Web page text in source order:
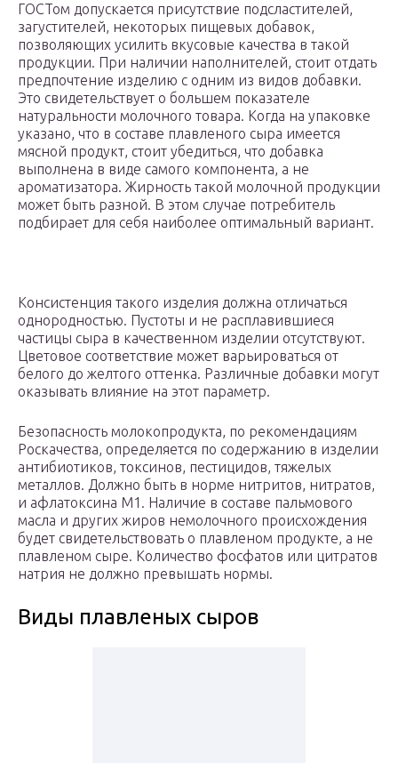
ГОСТом допускается присутствие подсластителей,
загустителей, некоторых пищевых добавок,
позволяющих усилить вкусовые качества в такой
продукции. При наличии наполнителей, стоит отдать
предпочтение изделию с одним из видов добавки.
Это свидетельствует о большем показателе
натуральности молочного товара. Когда на упаковке
указано, что в составе плавленого сыра имеется
мясной продукт, стоит убедиться, что добавка
выполнена в виде самого компонента, а не
ароматизатора. Жирность такой молочной продукции
может быть разной. В этом случае потребитель
подбирает для себя наиболее оптимальный вариант.
Консистенция такого изделия должна отличаться
однородностью. Пустоты и не расплавившиеся
частицы сыра в качественном изделии отсутствуют.
Цветовое соответствие может варьироваться от
белого до желтого оттенка. Различные добавки могут
оказывать влияние на этот параметр.
Безопасность молокопродукта, по рекомендациям
Роскачества, определяется по содержанию в изделии
антибиотиков, токсинов, пестицидов, тяжелых
металлов. Должно быть в норме нитритов, нитратов,
и афлатоксина М1. Наличие в составе пальмового
масла и других жиров немолочного происхождения
будет свидетельствовать о плавленом продукте, а не
плавленом сыре. Количество фосфатов или цитратов
натрия не должно превышать нормы.
Виды плавленых сыров